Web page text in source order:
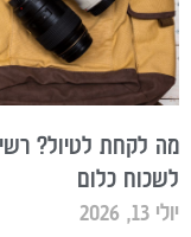
מה לקחת לטיול?
לשכוח כלום
יולי 13, 2026